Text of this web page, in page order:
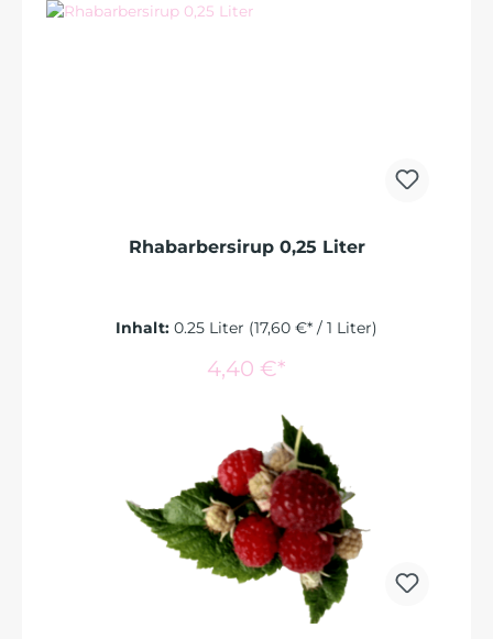
Rhabarbersirup 0,25 Liter
Inhalt: 0.25 Liter (17,60 €* / 1 Liter)
4,40 €*
In den Warenkorb